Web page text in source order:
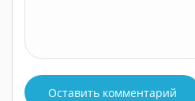
Оставить комментарий